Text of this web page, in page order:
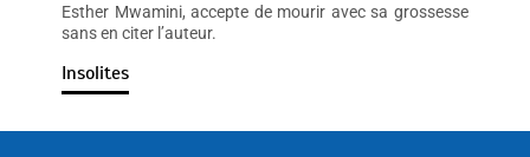
Esther Mwamini, accepte de mourir avec sa grossesse
sans en citer l’auteur.
Insolites